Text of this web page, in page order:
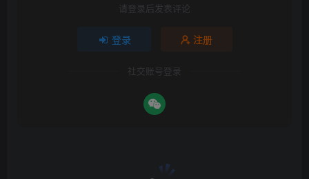
请登录后发表评论
登录 注册
社交账号登录